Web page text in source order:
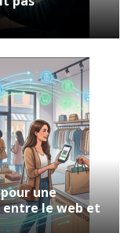
une
entre le web et